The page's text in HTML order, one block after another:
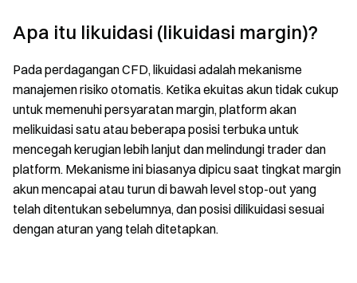
Apa itu likuidasi (likuidasi margin)?
Pada perdagangan CFD, likuidasi adalah mekanisme
manajemen risiko otomatis. Ketika ekuitas akun tidak cukup
untuk memenuhi persyaratan margin, platform akan
melikuidasi satu atau beberapa posisi terbuka untuk
mencegah kerugian lebih lanjut dan melindungi trader dan
platform. Mekanisme ini biasanya dipicu saat tingkat margin
akun mencapai atau turun di bawah level stop-out yang
telah ditentukan sebelumnya, dan posisi dilikuidasi sesuai
dengan aturan yang telah ditetapkan.